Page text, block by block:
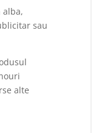
alba,
sau
alte